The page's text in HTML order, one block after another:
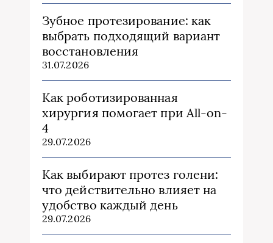
Зубное протезирование: как
выбрать подходящий вариант
восстановления
31.07.2026
Как роботизированная
хирургия помогает при All-on-
4
29.07.2026
Как выбирают протез голени:
что действительно влияет на
удобство каждый день
29.07.2026